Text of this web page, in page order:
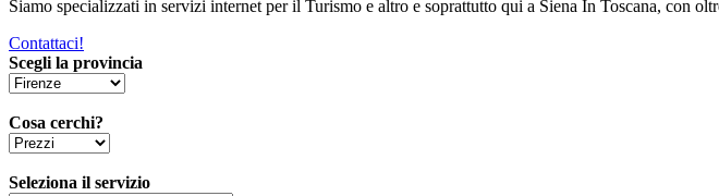
Siamo specializzati in servizi internet per il Turismo e altro e soprattutto qui a Siena In Toscana, con
Contattaci!
Scegli la provincia
Cosa cerchi?
Seleziona il servizio